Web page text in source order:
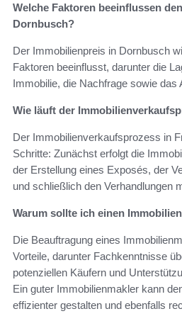
Welche Faktoren beeinflussen
Dornbusch?
Der Immobilienpreis in Dornbusch
Faktoren beeinflusst, darunter die
Immobilie, die Nachfrage sowie das
Wie läuft der
Der Immobilienverkaufsprozess in
Schritte: Zunächst erfolgt die
der Erstellung eines Exposés, der
und schließlich den Verhandlungen
Warum sollte ich einen
Die Beauftragung eines
Vorteile, darunter Fachkenntnisse
potenziellen Käufern und
Ein guter Immobilienmakler kann
effizienter gestalten und ebenfalls